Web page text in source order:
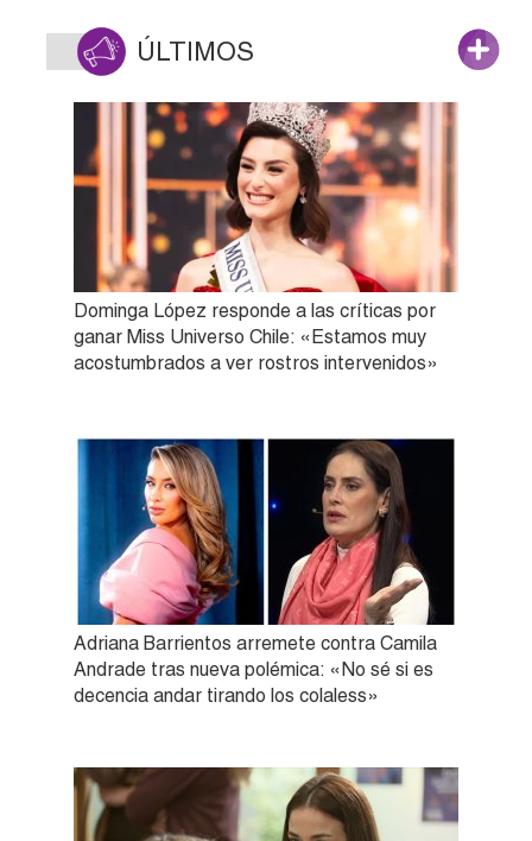
ÚLTIMOS
Dominga López responde a las críticas por
ganar Miss Universo Chile: «Estamos muy
acostumbrados a ver rostros intervenidos»
Adriana Barrientos arremete contra Camila
Andrade tras nueva polémica: «No sé si es
decencia andar tirando los colaless»